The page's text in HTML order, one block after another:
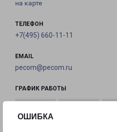
ОШИБКА
на карте
ТЕЛЕФОН
+7(495) 660-11-11
EMAIL
pecom@pecom.ru
ГРАФИК РАБОТЫ
с 10:00 до